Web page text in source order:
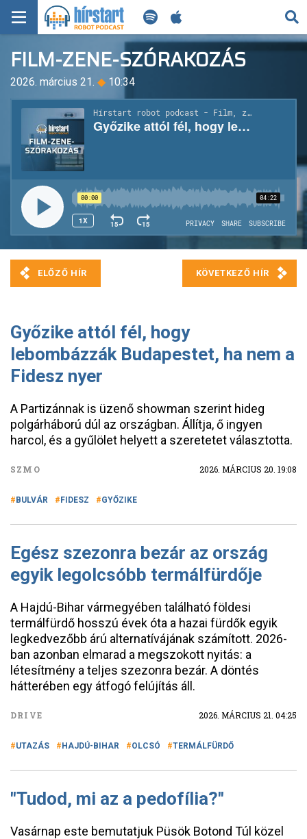
KERESÉS
KEZDŐLAP
FRISS HÍREK
TECH HÍREK
FILM-ZENE-SZÓRAKOZÁS
PLAYLIST
MI AZ A ROBOT PODCAST?
FILM-ZENE-SZÓRAKOZÁS
2026. március 21. ◆ 10:34
Győzike attól fél, hogy
lebombázzák Budapestet, ha nem a
Fidesz nyer
A Partizánnak is üzenő showman szerint hideg
polgárháború dúl az országban. Állítja, ő ingyen
harcol, és a gyűlölet helyett a szeretetet választotta.
SZMO 2026. MÁRCIUS 20. 19:08
BULVÁR FIDESZ GYŐZIKE
Egész szezonra bezár az ország
egyik legolcsóbb termálfürdője
A Hajdú-Bihar vármegyében található földesi
termálfürdő hosszú évek óta a hazai fürdők egyik
legkedvezőbb árú alternatívájának számított. 2026-
ban azonban elmarad a megszokott nyitás: a
létesítmény a teljes szezonra bezár. A döntés
hátterében egy átfogó felújítás áll.
DRIVE 2026. MÁRCIUS 21. 04:25
UTAZÁS HAJDÚ-BIHAR OLCSÓ TERMÁLFÜRDŐ
"Tudod, mi az a pedofília?"
Vasárnap este bemutatjuk Püsök Botond Túl közel